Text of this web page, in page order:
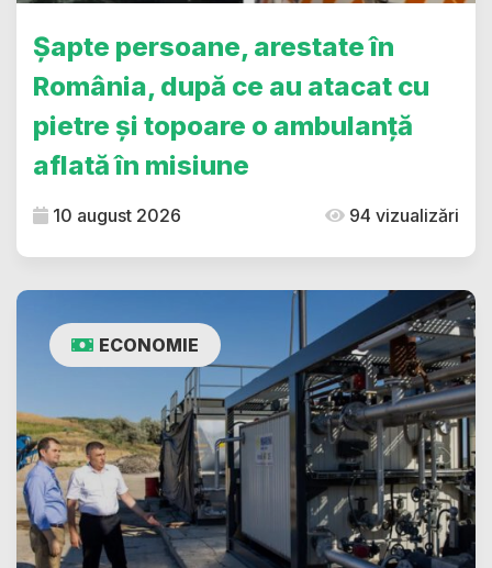
Șapte persoane, arestate în
România, după ce au atacat cu
pietre și topoare o ambulanță
aflată în misiune
10 august 2026 94 vizualizări
ECONOMIE